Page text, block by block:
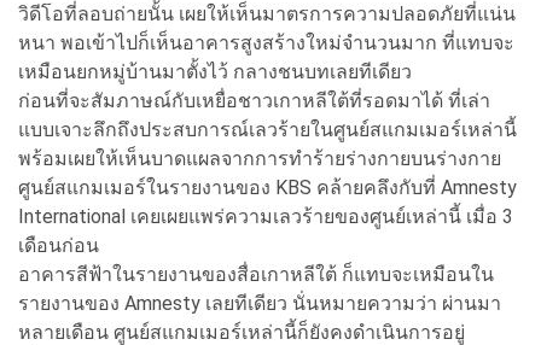
วิดีโอที่ลอบถ่ายนั้น เผยให้เห็นมาตรการความปลอดภัยที่แน่น
หนา พอเข้าไปก็เห็นอาคารสูงสร้างใหม่จำนวนมาก ที่แทบจะ
เหมือนยกหมู่บ้านมาตั้งไว้ กลางชนบทเลยทีเดียว
ก่อนที่จะสัมภาษณ์กับเหยื่อชาวเกาหลีใต้ที่รอดมาได้ ที่เล่า
แบบเจาะลึกถึงประสบการณ์เลวร้ายในศูนย์สแกมเมอร์เหล่านี้
พร้อมเผยให้เห็นบาดแผลจากการทำร้ายร่างกายบนร่างกาย
ศูนย์สแกมเมอร์ในรายงานของ KBS คล้ายคลึงกับที่ Amnesty
International เคยเผยแพร่ความเลวร้ายของศูนย์เหล่านี้ เมื่อ 3
เดือนก่อน
อาคารสีฟ้าในรายงานของสื่อเกาหลีใต้ ก็แทบจะเหมือนใน
รายงานของ Amnesty เลยทีเดียว นั่นหมายความว่า ผ่านมา
หลายเดือน ศูนย์สแกมเมอร์เหล่านี้ก็ยังคงดำเนินการอยู่